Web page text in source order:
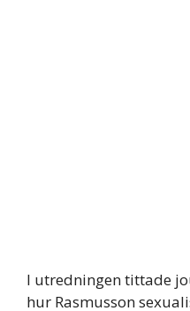
I utredningen tittade
hur Rasmusson